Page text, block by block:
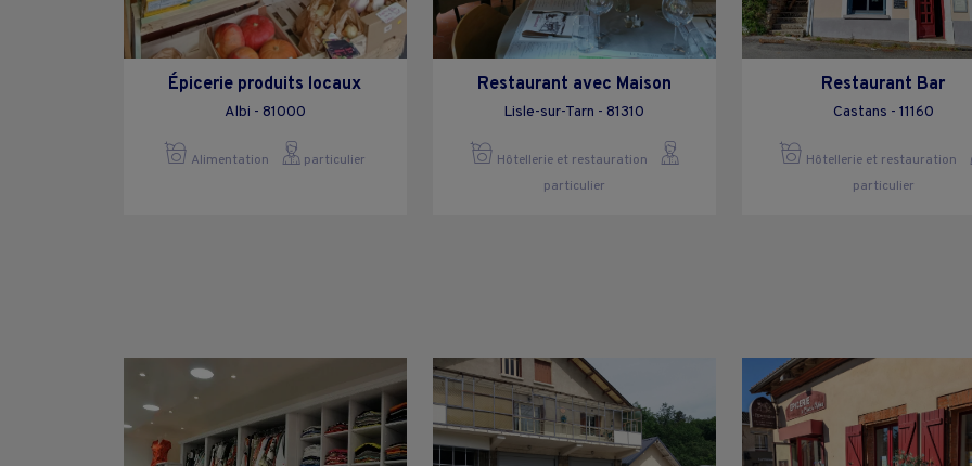
Épicerie produits locaux
Albi - 81000
Alimentation particulier
Restaurant avec Maison
Lisle-sur-Tarn - 81310
Hôtellerie et restauration
particulier
Restaurant Bar
Castans - 11160
Hôtellerie et restauration
particulier